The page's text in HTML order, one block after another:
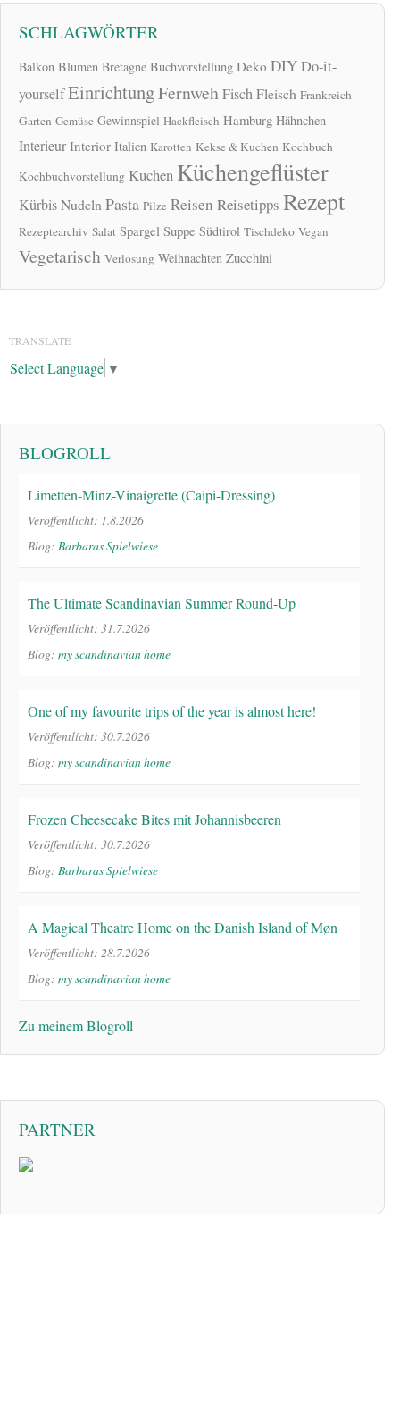
SCHLAGWÖRTER
Balkon Blumen Bretagne Buchvorstellung Deko DIYDo-it-
yourselfEinrichtungFernwehFischFleisch Frankreich
Garten Gemüse Gewinnspiel Hackfleisch Hamburg Hähnchen
Interieur Interior Italien Karotten Kekse & Kuchen Kochbuch
Kochbuchvorstellung Kuchen Küchengeflüster
KürbisNudeln Pasta Pilze Reisen Reisetipps Rezept
Rezeptearchiv Salat Spargel Suppe Südtirol Tischdeko Vegan
Vegetarisch Verlosung Weihnachten Zucchini
TRANSLATE
Select Language ▼
BLOGROLL
Limetten-Minz-Vinaigrette (Caipi-Dressing)
Veröffentlicht: 1.8.2026
Blog: Barbaras Spielwiese
The Ultimate Scandinavian Summer Round-Up
Veröffentlicht: 31.7.2026
Blog: my scandinavian home
One of my favourite trips of the year is almost here!
Veröffentlicht: 30.7.2026
Blog: my scandinavian home
Frozen Cheesecake Bites mit Johannisbeeren
Veröffentlicht: 30.7.2026
Blog: Barbaras Spielwiese
A Magical Theatre Home on the Danish Island of Møn
Veröffentlicht: 28.7.2026
Blog: my scandinavian home
Zu meinem Blogroll
PARTNER